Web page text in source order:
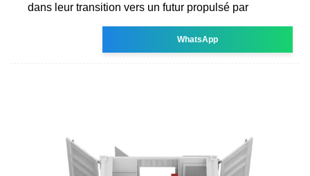
dans leur transition vers un futur propulsé par
WhatsApp